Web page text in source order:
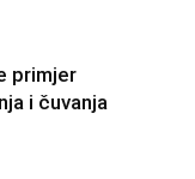
primjer
i čuvanja